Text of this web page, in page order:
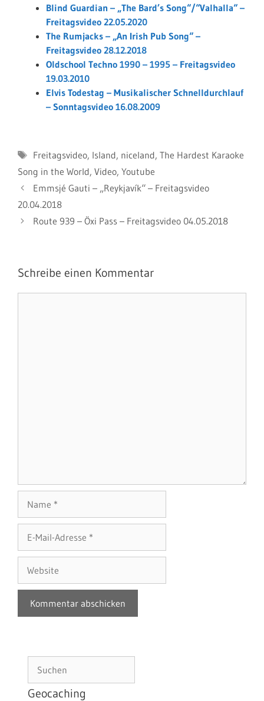
Blind Guardian – „The Bard’s Song“/“Valhalla“ –
Freitagsvideo 22.05.2020
The Rumjacks – „An Irish Pub Song“ –
Freitagsvideo 28.12.2018
Oldschool Techno 1990 – 1995 – Freitagsvideo
19.03.2010
Elvis Todestag – Musikalischer Schnelldurchlauf
– Sonntagsvideo 16.08.2009
Schlagwörter
Freitagsvideo, Island, niceland, The Hardest Karaoke
Song in the World, Video, Youtube
Emmsjé Gauti – „Reykjavík“ – Freitagsvideo
20.04.2018
Route 939 – Öxi Pass – Freitagsvideo 04.05.2018
Schreibe einen Kommentar
Mail-
Adresse
Geocaching